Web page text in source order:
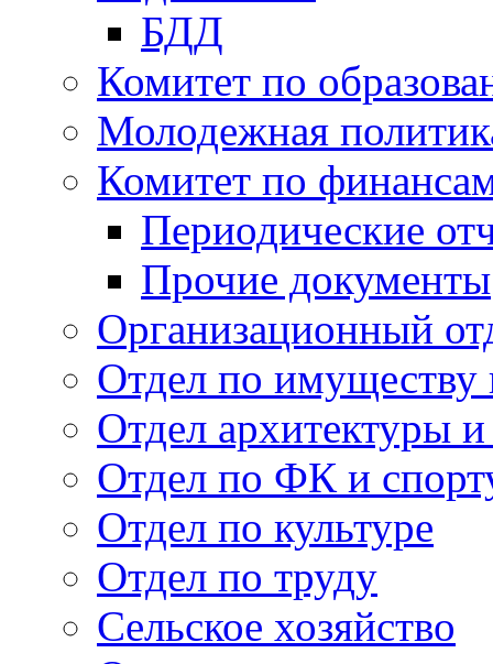
БДД
Комитет по
Молодежная
Комитет по
Периодические
Прочие документы
Организационный
Отдел по
Отдел архитектуры и
Отдел по ФК и
Отдел по культуре
Отдел по труду
Сельское хозяйство